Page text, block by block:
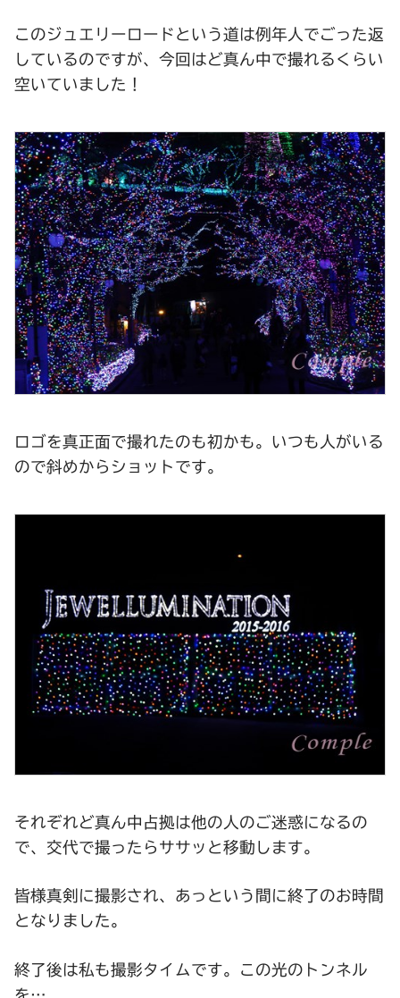
このジュエリーロードという道は例年人でごった返
しているのですが、今回はど真ん中で撮れるくらい
空いていました！
ロゴを真正面で撮れたのも初かも。いつも人がいる
ので斜めからショットです。
それぞれど真ん中占拠は他の人のご迷惑になるの
で、交代で撮ったらササッと移動します。
皆様真剣に撮影され、あっという間に終了のお時間
となりました。
終了後は私も撮影タイムです。この光のトンネル
を…